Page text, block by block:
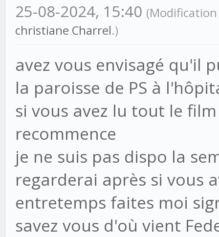
25-08-2024, 15:40
christiane Charrel.)
avez vous envisagé qu'il
la paroisse de PS à
si vous avez lu tout le
recommence
je ne suis pas dispo la
regarderai après si vous
entretemps faites moi
savez vous d'où vient